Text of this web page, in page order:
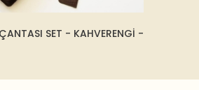
KILIFI - 15021